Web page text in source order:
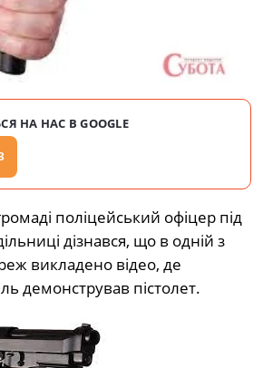
НА НАС В GOOGLE
поліцейський офіцер під
дізнався, що в одній з
викладено відео, де
демонстрував пістолет.